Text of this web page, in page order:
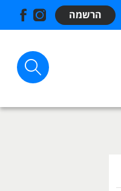
הרשמה